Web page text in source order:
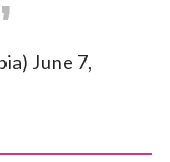
June 7,